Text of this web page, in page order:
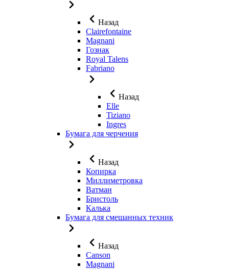
Назад
Clairefontaine
Magnani
Гознак
Royal Talens
Fabriano
Назад
Elle
Tiziano
Ingres
Бумага для черчения
Назад
Копирка
Миллиметровка
Ватман
Бристоль
Калька
Бумага для смешанных техник
Назад
Canson
Magnani